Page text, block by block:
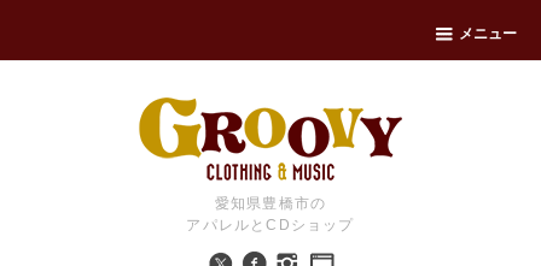
メニュー
愛知県豊橋市の
アパレルとCDショップ